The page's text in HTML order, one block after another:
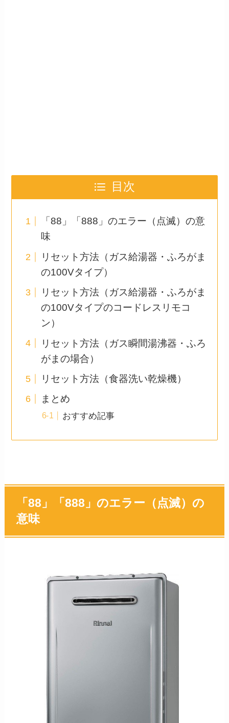
目次
「88」「888」のエラー（点滅）の意
味
リセット方法（ガス給湯器・ふろがま
の100Vタイプ）
リセット方法（ガス給湯器・ふろがま
の100Vタイプのコードレスリモコ
ン）
リセット方法（ガス瞬間湯沸器・ふろ
がまの場合）
リセット方法（食器洗い乾燥機）
まとめ
おすすめ記事
「88」「888」のエラー（点滅）の
意味